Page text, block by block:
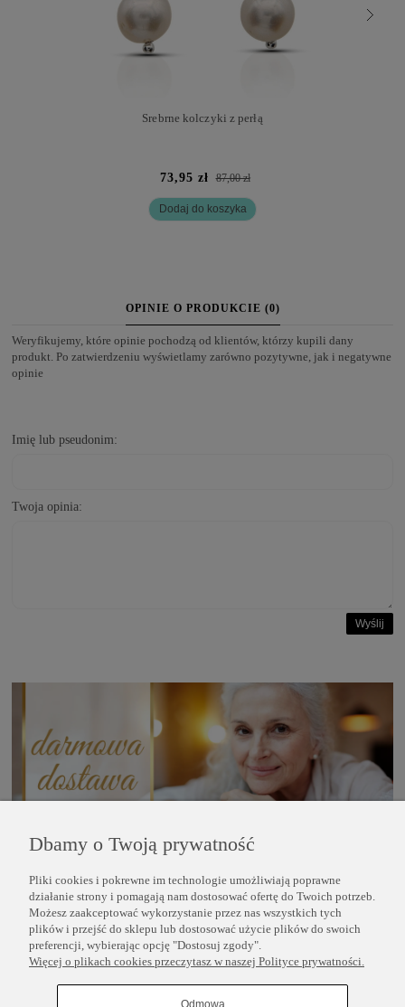
Srebrne kolczyki z perłą
73,95 zł 87,00 zł
Dodaj do koszyka
OPINIE O PRODUKCIE (0)
Weryfikujemy, które opinie pochodzą od klientów, którzy kupili dany
produkt. Po zatwierdzeniu wyświetlamy zarówno pozytywne, jak i negatywne
opinie
Imię lub pseudonim:
Twoja opinia:
Wyślij
POMOC
INFORMACJE
Dbamy o Twoją prywatność
Pliki cookies i pokrewne im technologie umożliwiają poprawne
działanie strony i pomagają nam dostosować ofertę do Twoich potrzeb.
Możesz zaakceptować wykorzystanie przez nas wszystkich tych
plików i przejść do sklepu lub dostosować użycie plików do swoich
preferencji, wybierając opcję "Dostosuj zgody".
Więcej o plikach cookies przeczytasz w naszej Polityce prywatności.
Odmowa